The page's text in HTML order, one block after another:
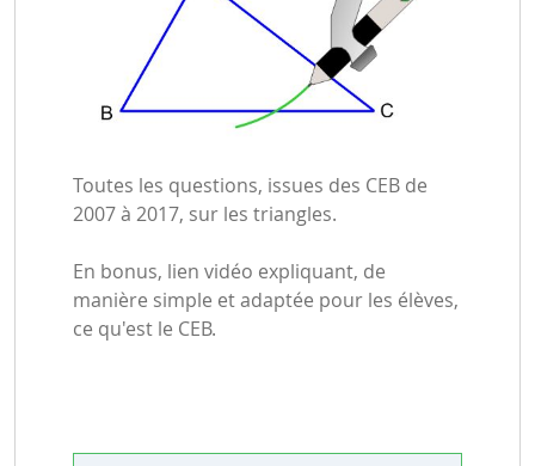
Toutes les questions, issues des CEB de
2007 à 2017, sur les triangles.
En bonus, lien vidéo expliquant, de
manière simple et adaptée pour les élèves,
ce qu'est le CEB.